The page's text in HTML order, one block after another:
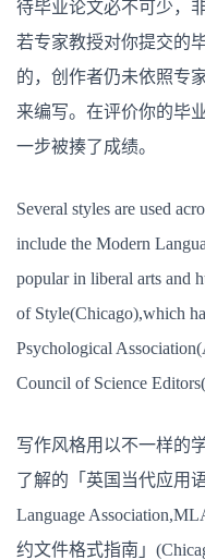
待毕业论文必不可少，
若专家教授对你提交的
的，创作者仍未依照专
来编写。在评价你的毕
一步被揍了成绩。
Several styles are used
include the Modern
popular in liberal arts and
of Style(Chicago),which
Psychological
Council of Science
写作风格用以不一样的
了解的「英国当代应用
Language
约文件格式指南」